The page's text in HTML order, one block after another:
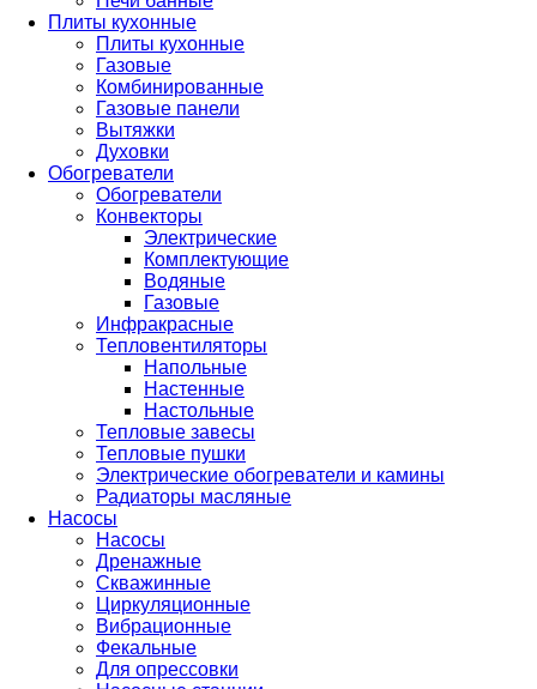
Плиты кухонные
Плиты кухонные
Газовые
Комбинированные
Газовые панели
Вытяжки
Духовки
Обогреватели
Обогреватели
Конвекторы
Электрические
Комплектующие
Водяные
Газовые
Инфракрасные
Тепловентиляторы
Напольные
Настенные
Настольные
Тепловые завесы
Тепловые пушки
Электрические обогреватели и камины
Радиаторы масляные
Насосы
Насосы
Дренажные
Скважинные
Циркуляционные
Вибрационные
Фекальные
Для опрессовки